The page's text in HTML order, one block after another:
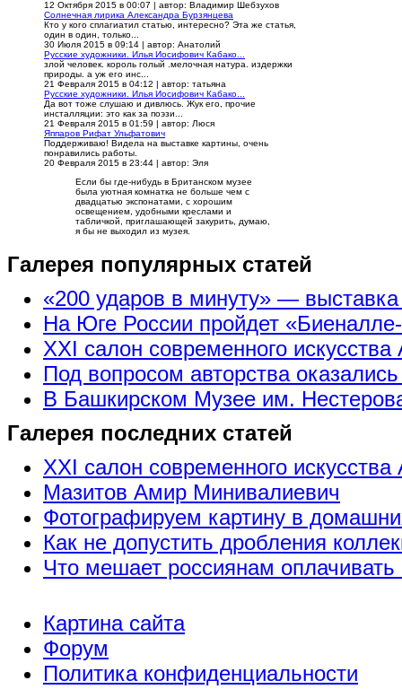
12 Октября 2015 в 00:07 | автор: Владимир Шебзухов
Солнечная лирика Александра Бурзянцева
Кто у кого сплагиатил статью, интересно? Эта же статья,
один в один, только...
30 Июля 2015 в 09:14 | автор: Анатолий
Русские художники. Илья Иосифович Кабако...
злой человек. король голый .мелочная натура. издержки
природы. а уж его инс...
21 Февраля 2015 в 04:12 | автор: татьяна
Русские художники. Илья Иосифович Кабако...
Да вот тоже слушаю и дивлюсь. Жук его, прочие
инсталляции: это как за поэзи...
21 Февраля 2015 в 01:59 | автор: Люся
Яппаров Рифат Ульфатович
Поддерживаю! Видела на выставке картины, очень
понравились работы.
20 Февраля 2015 в 23:44 | автор: Эля
Если бы где-нибудь в Британском музее
была уютная комнатка не больше чем с
двадцатью экспонатами, с хорошим
освещением, удобными креслами и
табличкой, приглашающей закурить, думаю,
я бы не выходил из музея.
Галерея популярных статей
«200 ударов в минуту» —
На Юге России пройдет
XXI салон современного искусства
Под вопросом авторства
В Башкирском Музее им.
Галерея последних статей
XXI салон современного искусства
Мазитов Амир Минивалиевич
Фотографируем картину в
Как не допустить дробления
Что мешает россиянам
Картина сайта
Форум
Политика конфиденциальности